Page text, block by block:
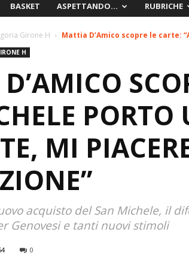
BASKET ASPETTANDO… RUBRICHE
Girone H Mattia D’Amico scopre le carte:
H
MI
acquisto del San Michele, il
Genovesi e tanti nuovi stimoli
0